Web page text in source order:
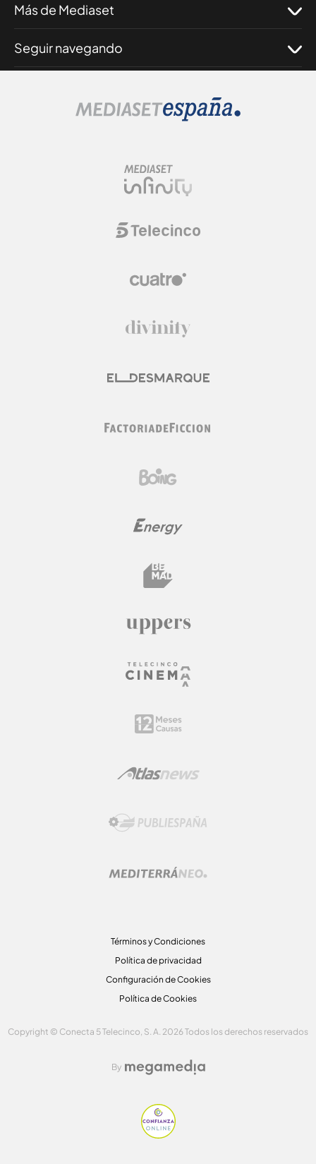
Más de Mediaset
Seguir navegando
Términos y Condiciones
Política de privacidad
Configuración de Cookies
Política de Cookies
Copyright © Conecta 5 Telecinco, S. A. 2026 Todos los derechos reservados
By